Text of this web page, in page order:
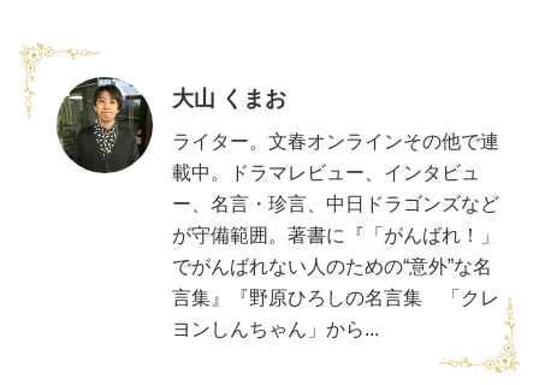
大山 くまお
ライター。文春オンラインその他で連
載中。ドラマレビュー、インタビュ
ー、名言・珍言、中日ドラゴンズなど
が守備範囲。著書に『「がんばれ！」
でがんばれない人のための“意外”な名
言集』『野原ひろしの名言集 「クレ
ヨンしんちゃん」から...